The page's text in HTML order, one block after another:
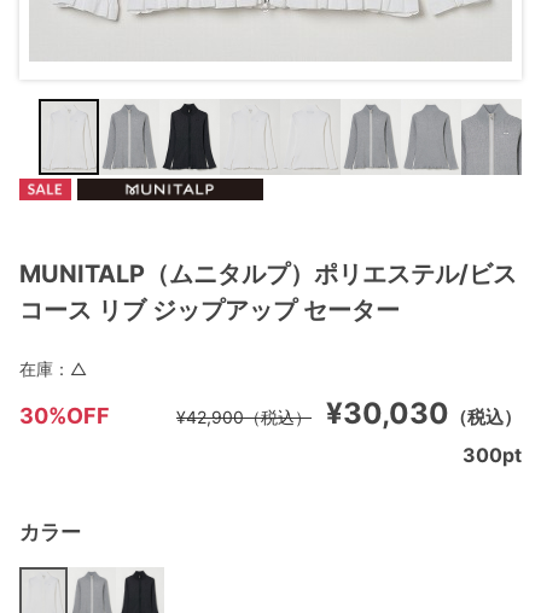
MUNITALP（ムニタルプ）ポリエステル/ビス
コース リブ ジップアップ セーター
30%OFF ¥30,030 （税込）
¥42,900（税込）
カラー
在庫： △
300pt